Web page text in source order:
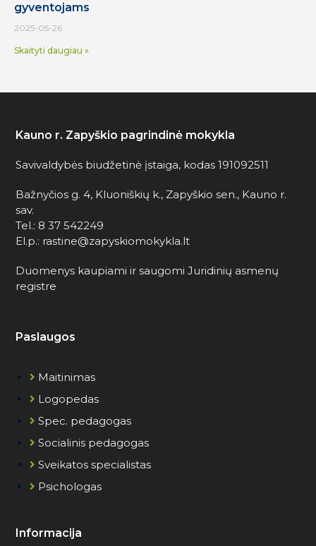
gyventojams
2025-05-26
Skaityti daugiau »
Kauno r. Zapyškio pagrindinė mokykla
Savivaldybės biudžetinė įstaiga, kodas 191092511
Bažnyčios g. 4, Kluoniškių k., Zapyškio sen., Kauno r.
sav.
Tel.: 8 37 542249
El.p.: rastine@zapyskiomokykla.lt
Duomenys kaupiami ir saugomi Juridinių asmenų
registre
Paslaugos
Maitinimas
Logopedas
Spec. pedagogas
Socialinis pedagogas
Sveikatos specialistas
Psichologas
Informacija